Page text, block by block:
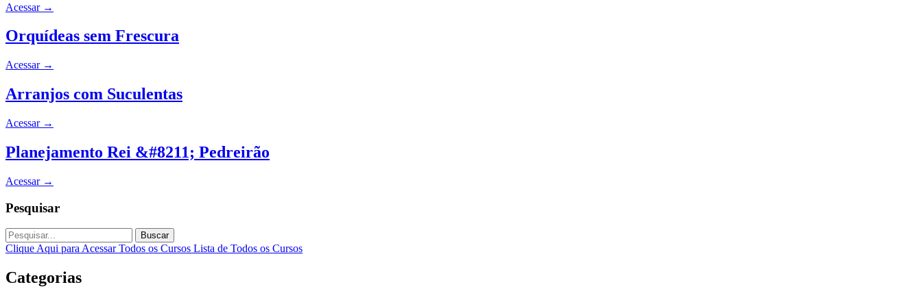
Acessar →
Orquídeas sem Frescura
Acessar →
Arranjos com Suculentas
Acessar →
Planejamento Rei &#8211; Pedreirão
Acessar →
Pesquisar
Buscar
Clique Aqui para Acessar Todos os Cursos Lista de Todos os Cursos
Categorias